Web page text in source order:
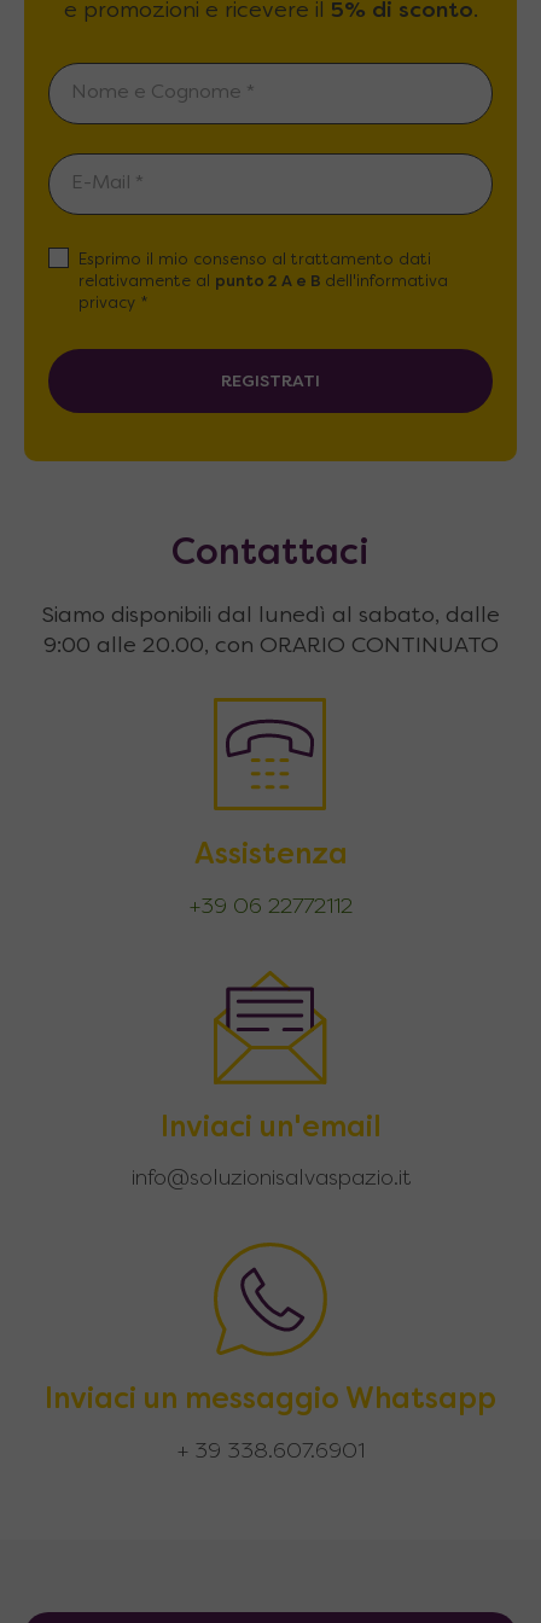
e promozioni e ricevere il 5% di sconto.
Esprimo il mio consenso al trattamento dati
relativamente al punto 2 A e B dell'informativa
privacy *
REGISTRATI
Contattaci
Siamo disponibili dal lunedì al sabato, dalle
9:00 alle 20.00, con ORARIO CONTINUATO
Assistenza
+39 06 22772112
Inviaci un'email
info@soluzionisalvaspazio.it
Inviaci un messaggio Whatsapp
+ 39 338.607.6901